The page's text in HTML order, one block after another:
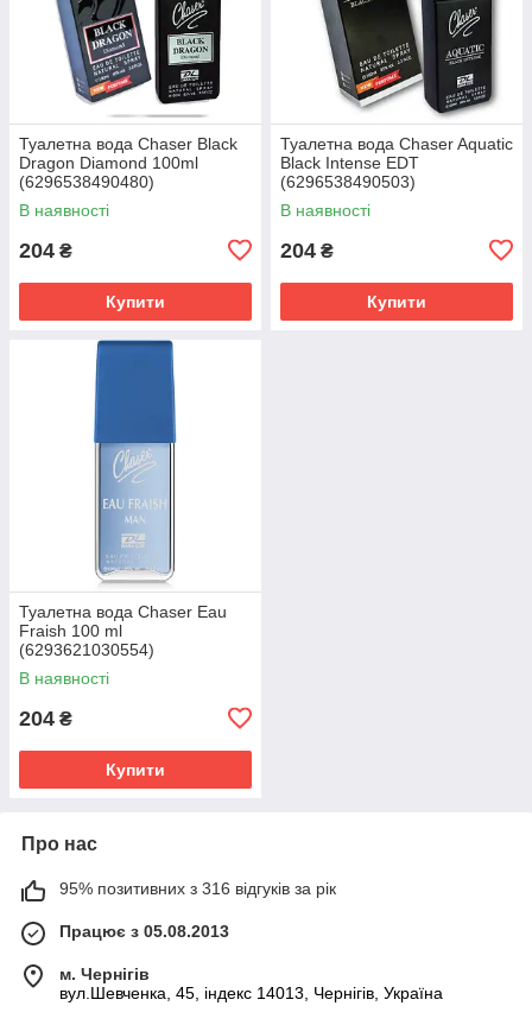
Туалетна вода Chaser Black
Dragon Diamond 100ml
(6296538490480)
В наявності
204 ₴
Купити
Туалетна вода Chaser Aquatic
Black Intense EDT
(6296538490503)
В наявності
204 ₴
Купити
Туалетна вода Chaser Eau
Fraish 100 ml
(6293621030554)
В наявності
204 ₴
Купити
Про нас
95% позитивних з 316 відгуків за рік
Працює з 05.08.2013
м. Чернігів
вул.Шевченка, 45, індекс 14013, Чернігів, Україна